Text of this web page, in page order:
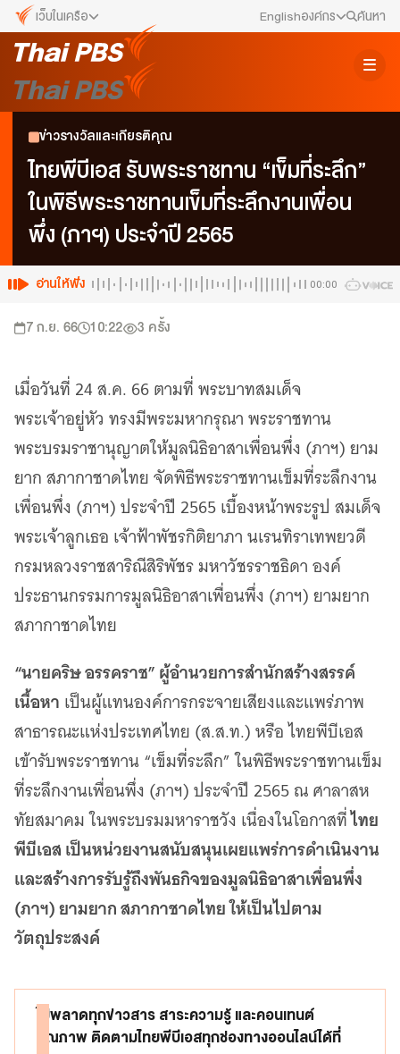
เว็บในเครือ
เว็บไซต์ในเครือ
ALTV
VIPA
พื้นที่นำเสนอวาระของสังคม
Thai PBS Kids
เรื่องราวดี ๆ สำหรับครอบครัว
Thai PBS Podcast
Thai PBS World
เพราะพลังการสื่อสารอยู่ในมือคุณ
Locals
นิเวศสื่อสาธารณะท้องถิ่นคุณภาพ
Policy Watch
จับตาอนาคตประเทศไทย
Making Data Visible
Thai PBS Verify
Englishองค์กร
ข่าวประชาสัมพันธ์
คณะกรรมการนโยบาย ส.ส.ท.
สภาผู้ชมและผู้ฟังรายการ
ค้นหา
ข่าวรางวัลและเกียรติคุณ
ไทยพีบีเอส รับพระราชทาน “เข็มที่ระลึก”
ในพิธีพระราชทานเข็มที่ระลึกงานเพื่อน
พึ่ง (ภาฯ) ประจำปี 2565
อ่านให้ฟัง 00:00
7 ก.ย. 66 10:22 3 ครั้ง
เมื่อวันที่ 24 ส.ค. 66 ตามที่ พระบาทสมเด็จ
พระเจ้าอยู่หัว ทรงมีพระมหากรุณา พระราชทาน
พระบรมราชานุญาตให้มูลนิธิอาสาเพื่อนพึ่ง (ภาฯ) ยาม
ยาก สภากาชาดไทย จัดพิธีพระราชทานเข็มที่ระลึกงาน
เพื่อนพึ่ง (ภาฯ) ประจำปี 2565 เบื้องหน้าพระรูป สมเด็จ
พระเจ้าลูกเธอ เจ้าฟ้าพัชรกิติยาภา นเรนทิราเทพยวดี
กรมหลวงราชสาริณีสิริพัชร มหาวัชรราชธิดา องค์
ประธานกรรมการมูลนิธิอาสาเพื่อนพึ่ง (ภาฯ) ยามยาก
สภากาชาดไทย
“นายคริษ อรรคราช” ผู้อำนวยการสำนักสร้างสรรค์
เนื้อหา เป็นผู้แทนองค์การกระจายเสียงและแพร่ภาพ
สาธารณะแห่งประเทศไทย (ส.ส.ท.) หรือ ไทยพีบีเอส
เข้ารับพระราชทาน “เข็มที่ระลึก” ในพิธีพระราชทานเข็ม
ที่ระลึกงานเพื่อนพึ่ง (ภาฯ) ประจำปี 2565 ณ ศาลาสห
ทัยสมาคม ในพระบรมมหาราชวัง เนื่องในโอกาสที่ไทย
พีบีเอส เป็นหน่วยงานสนับสนุนเผยแพร่การดำเนินงาน
และสร้างการรับรู้ถึงพันธกิจของมูลนิธิอาสาเพื่อนพึ่ง
(ภาฯ) ยามยาก สภากาชาดไทย ให้เป็นไปตาม
วัตถุประสงค์
ไม่พลาดทุกข่าวสาร สาระความรู้ และคอนเทนต์
คุณภาพ ติดตามไทยพีบีเอสทุกช่องทางออนไลน์ได้ที่